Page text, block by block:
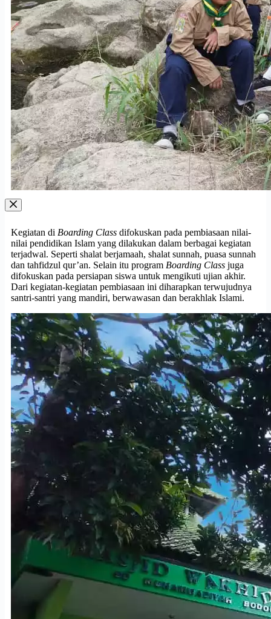
Kegiatan di Boarding Class difokuskan pada pembiasaan nilai-
nilai pendidikan Islam yang dilakukan dalam berbagai kegiatan
terjadwal. Seperti shalat berjamaah, shalat sunnah, puasa sunnah
dan tahfidzul qur’an. Selain itu program Boarding Class juga
difokuskan pada persiapan siswa untuk mengikuti ujian akhir.
Dari kegiatan-kegiatan pembiasaan ini diharapkan terwujudnya
santri-santri yang mandiri, berwawasan dan berakhlak Islami.